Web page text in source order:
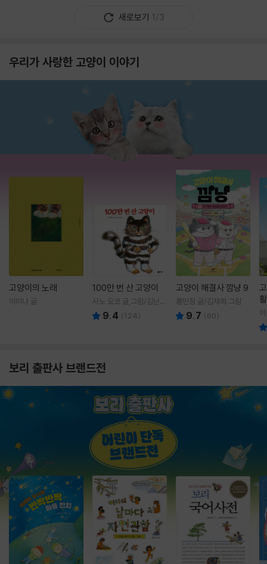
새로보기 1/3
우리가 사랑한 고양이 이야기
고양이의 노래
이미나 글
100만 번 산 고양이
사노 요코 글,그림/김난주
역 9.4 (124)
고양이 해결사 깜냥 9
홍민정 글/김재희 그림
9.7 (60)
보리 출판사 브랜드전